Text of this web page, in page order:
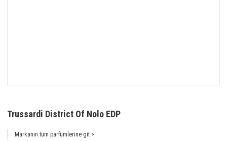
Trussardi District Of Nolo EDP
Markanın tüm parfümlerine git >